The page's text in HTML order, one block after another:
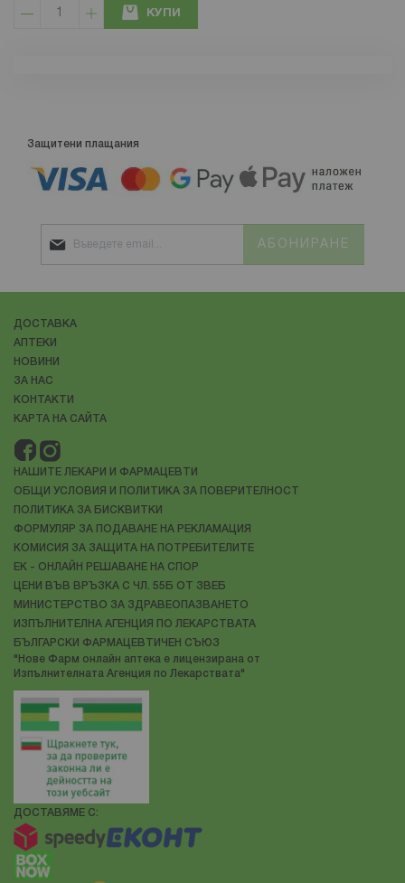
КУПИ
Защитени плащания
АБОНИРАНЕ
ДОСТАВКА
АПТЕКИ
НОВИНИ
ЗА НАС
КОНТАКТИ
КАРТА НА САЙТА
НАШИТЕ ЛЕКАРИ И ФАРМАЦЕВТИ
ОБЩИ УСЛОВИЯ И ПОЛИТИКА ЗА ПОВЕРИТЕЛНОСТ
ПОЛИТИКА ЗА БИСКВИТКИ
ФОРМУЛЯР ЗА ПОДАВАНЕ НА РЕКЛАМАЦИЯ
КОМИСИЯ ЗА ЗАЩИТА НА ПОТРЕБИТЕЛИТЕ
ЕК - ОНЛАЙН РЕШАВАНЕ НА СПОР
ЦЕНИ ВЪВ ВРЪЗКА С ЧЛ. 55Б ОТ ЗВЕБ
МИНИСТЕРСТВО ЗА ЗДРАВЕОПАЗВАНЕТО
ИЗПЪЛНИТЕЛНА АГЕНЦИЯ ПО ЛЕКАРСТВАТА
БЪЛГАРСКИ ФАРМАЦЕВТИЧЕН СЪЮЗ
"Нове Фарм онлайн аптека е лицензирана от
Изпълнителната Агенция по Лекарствата"
ДОСТАВЯМЕ С: